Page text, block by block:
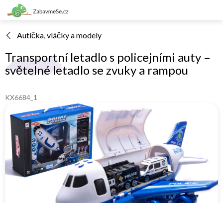
Přejít
na
Autíčka, vláčky a modely
Transportní letadlo s policejními auty –
světelné letadlo se zvuky a rampou
KX6684_1